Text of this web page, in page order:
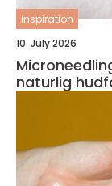
inspiration
10. July 2026
naturlig